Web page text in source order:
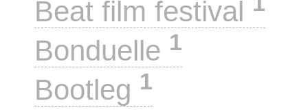
Beat film festival
Bonduelle 1
Bootleg 1